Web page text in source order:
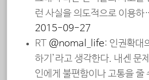
런 사실을 의도적으로 이용하
2015-09-27
RT @nomal_life: 인권확대
하기’라고 생각한다. 내겐 문
인에게 불편함이나 고통을 줄